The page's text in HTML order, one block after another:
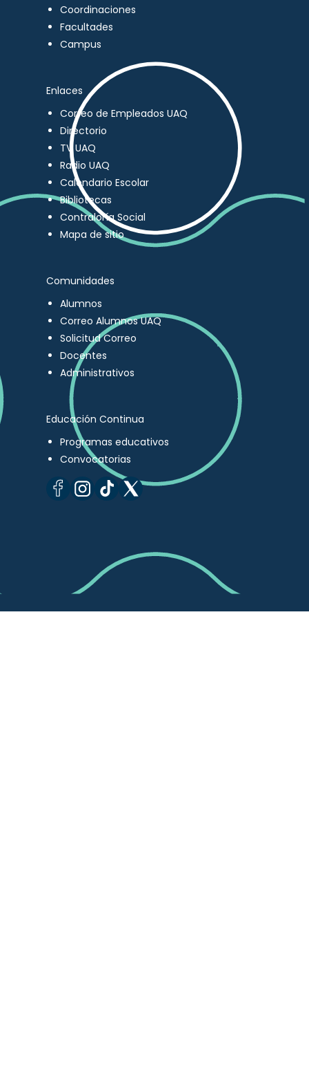
Coordinaciones
Facultades
Campus
Enlaces
Correo de Empleados UAQ
Directorio
TV UAQ
Radio UAQ
Calendario Escolar
Bibliotecas
Contraloría Social
Mapa de sitio
Comunidades
Alumnos
Correo Alumnos UAQ
Solicitud Correo
Docentes
Administrativos
Educación Continua
Programas educativos
Convocatorias